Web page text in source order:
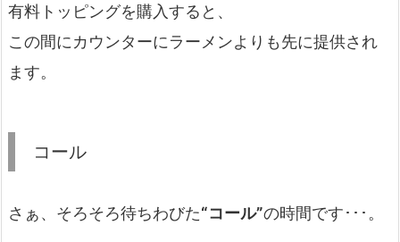
有料トッピングを購入すると、
この間にカウンターにラーメンよりも先に提供され
ます。
コール
さぁ、そろそろ待ちわびた“コール”の時間です･･･。